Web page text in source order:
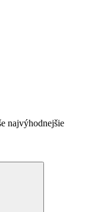
najvýhodnejšie